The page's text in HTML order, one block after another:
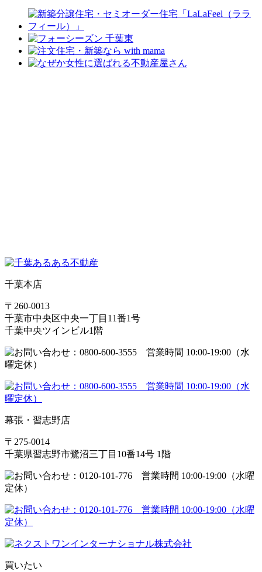
千葉本店
〒260-0013
千葉市中央区中央一丁目11番1号
千葉中央ツインビル1階
幕張・習志野店
〒275-0014
千葉県習志野市鷺沼三丁目10番14号 1階
買いたい